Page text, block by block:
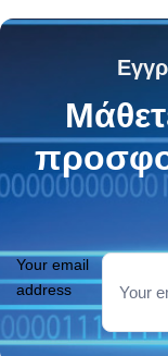
Your email
address